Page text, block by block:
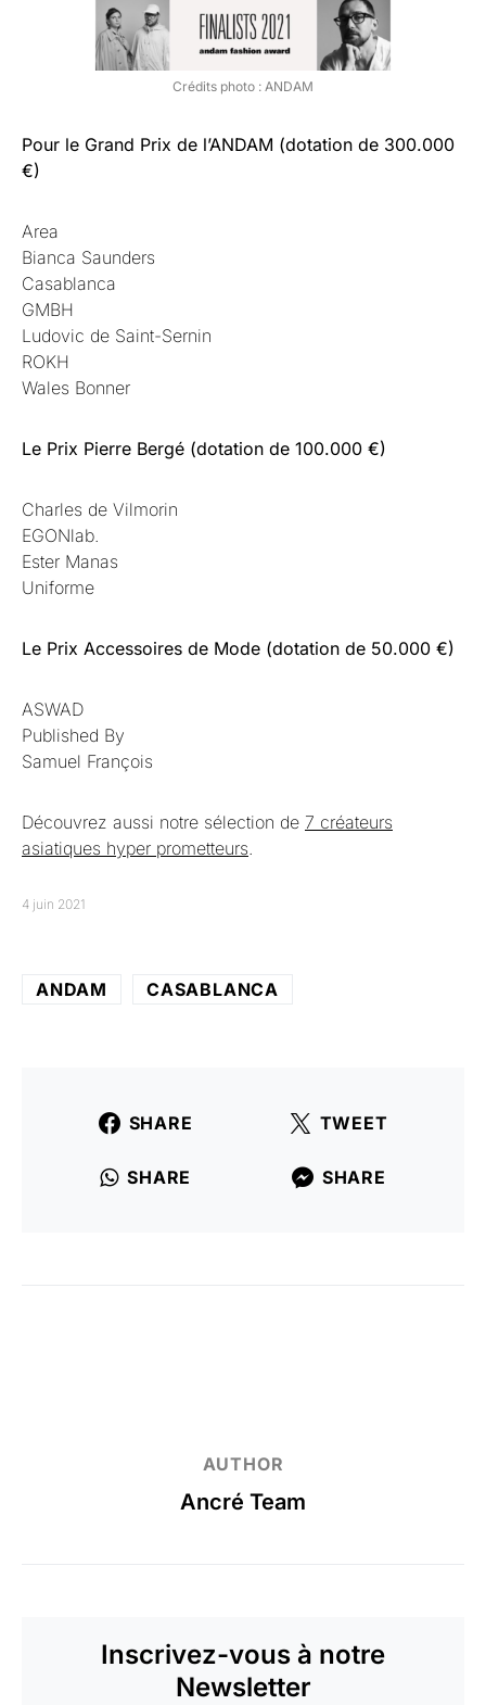
Crédits photo : ANDAM
Pour le Grand Prix de l’ANDAM (dotation de 300.000
€)
Area
Bianca Saunders
Casablanca
GMBH
Ludovic de Saint-Sernin
ROKH
Wales Bonner
Le Prix Pierre Bergé (dotation de 100.000 €)
Charles de Vilmorin
EGONlab.
Ester Manas
Uniforme
Le Prix Accessoires de Mode (dotation de 50.000 €)
ASWAD
Published By
Samuel François
Découvrez aussi notre sélection de 7 créateurs
asiatiques hyper prometteurs.
4 juin 2021
ANDAM CASABLANCA
SHARE TWEET
SHARE SHARE
AUTHOR
Ancré Team
Inscrivez-vous à notre
Newsletter